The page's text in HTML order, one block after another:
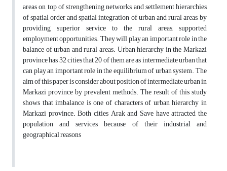
areas on top of strengthening networks and settlement hierarchies
of spatial order and spatial integration of urban and rural areas, by
providing superior service to the rural areas, supported
employment opportunities. They will play an important role in the
balance of urban and rural areas. Urban hierarchy in the Markazi
province has 32 cities that 20 of them are as intermediate urban that
can play an important role in the equilibrium of urban system. The
aim of this paper is consider about position of intermediate urban in
Markazi province by prevalent methods. The result of this study
shows that imbalance is one of characters of urban hierarchy in
Markazi province. Both cities Arak and Save have attracted the
population and services because of their industrial and
geographical reasons